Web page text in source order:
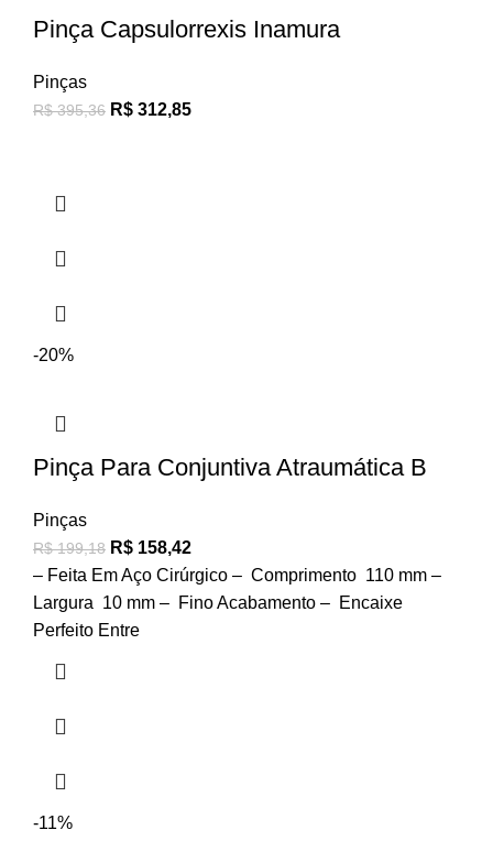
Pinça Capsulorrexis Inamura
Pinças
R$395,36 R$ 312,85
-20%
Pinça Para Conjuntiva Atraumática B
Pinças
R$199,18 R$ 158,42
– Feita Em Aço Cirúrgico – Comprimento 110 mm –
Largura 10 mm – Fino Acabamento – Encaixe
Perfeito Entre
-11%